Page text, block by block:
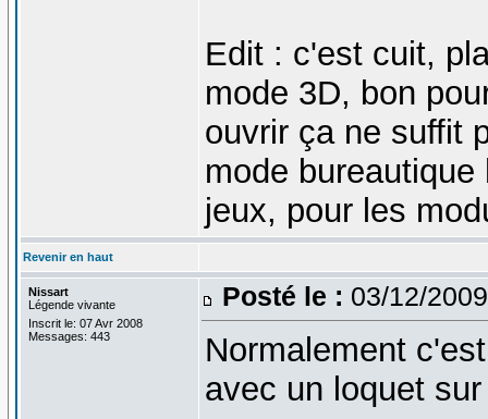
Edit : c'est cuit,
mode 3D, bon
ouvrir ça ne suffit
mode
jeux, pour les
Revenir en haut
Nissart
Légende vivante
Inscrit le: 07 Avr 2008
Messages: 443
Posté le : 03/12/
Normalement
avec un loquet